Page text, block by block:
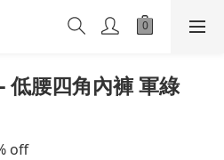
低腰四角內褲 軍綠
off